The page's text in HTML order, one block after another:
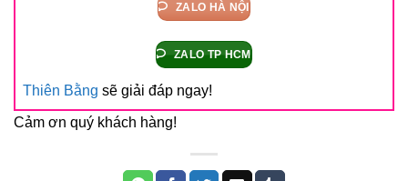
ZALO HÀ NỘI
ZALO TP HCM
Thiên Bằng sẽ giải đáp ngay!
Cảm ơn quý khách hàng!